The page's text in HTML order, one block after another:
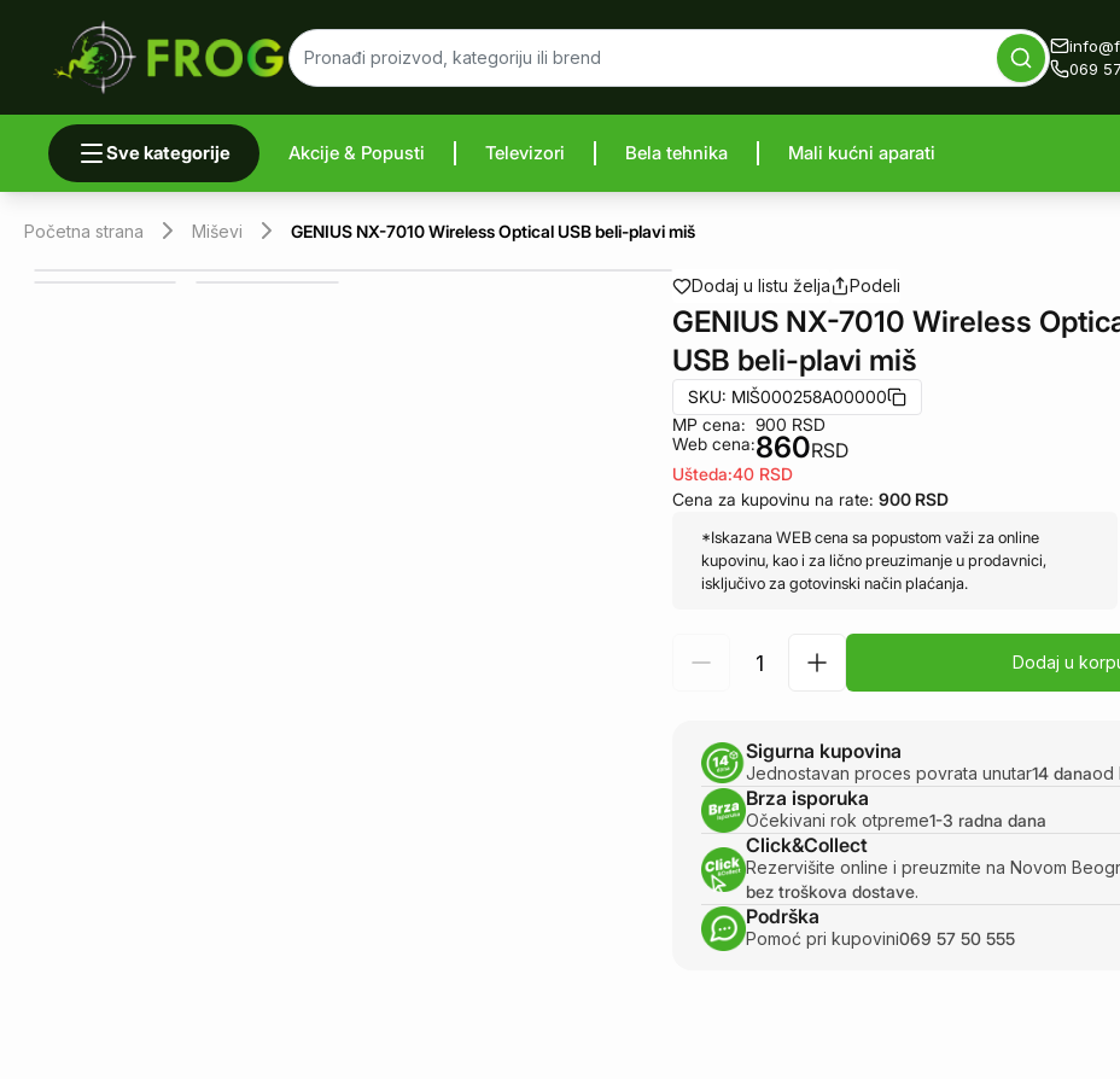
069
Sve kategorije Akcije & Popusti Televizori Bela tehnika Mali kućni aparati
Početna strana Miševi GENIUS NX-7010 Wireless Optical USB beli-plavi miš
Dodaj u listu želja Podeli
GENIUS NX-7010 Wireless
USB beli-plavi miš
SKU: MIŠ000258A00000
MP cena:
Web cena:
900 RSD
860RSD
Ušteda:40 RSD
Cena za kupovinu na rate: 900 RSD
*Iskazana WEB cena sa popustom važi za online
kupovinu, kao i za lično preuzimanje u prodavnici,
isključivo za gotovinski način plaćanja.
Dodaj u
Sigurna kupovina
Jednostavan proces povrata unutar14 danaod
Brza isporuka
Očekivani rok otpreme1-3 radna dana
Click&Collect
Rezervišite online i preuzmite na Novom
bez troškova dostave.
Podrška
Pomoć pri kupovini069 57 50 555